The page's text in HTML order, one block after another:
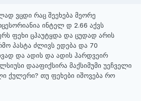
ვცდი რაც შეეხება მეორე
ინტელ დ 2.66 აქვს
ფეხი ცჰაუტყდა და ცუდად არის
პასტა ძლივს ედება და 70
და ადის და ადის ჰარდვეირ
დააფიქსირა მაქსიმუმი უეჩველი
ქულერი? თუ ფეხები იშოვება რო